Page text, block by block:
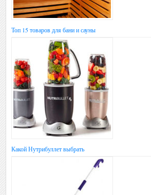
Топ 15 товаров для бани и сауны
Какой Нутрибуллет выбрать